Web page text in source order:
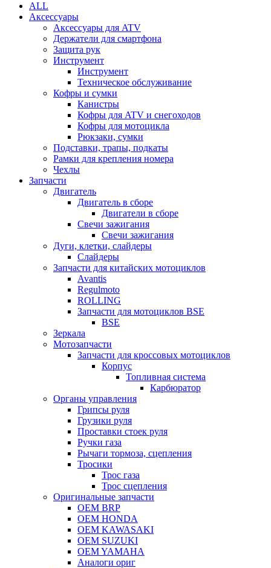
ALL
Аксессуары
Аксессуары для ATV
Держатели для смартфона
Защита рук
Инструмент
Инструмент
Техническое обслуживание
Кофры и сумки
Канистры
Кофры для ATV и снегоходов
Кофры для мотоцикла
Рюкзаки, сумки
Подставки, трапы, подкаты
Рамки для крепления номера
Чехлы
Запчасти
Двигатель
Двигатель в сборе
Двигатели в сборе
Свечи зажигания
Свечи зажигания
Дуги, клетки, слайдеры
Слайдеры
Запчасти для китайских мотоциклов
Avantis
Regulmoto
ROLLING
Запчасти для мотоциклов BSE
BSE
Зеркала
Мотозапчасти
Запчасти для кроссовых мотоциклов
Корпус
Топливная система
Карбюратор
Органы управления
Грипсы руля
Грузики руля
Проставки стоек руля
Ручки газа
Рычаги тормоза, сцепления
Тросики
Трос газа
Трос сцепления
Оригинальные запчасти
OEM BRP
OEM HONDA
OEM KAWASAKI
OEM SUZUKI
OEM YAMAHA
Аналоги ориг